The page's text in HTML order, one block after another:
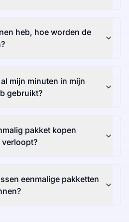
heb, hoe worden de
mijn minuten in mijn
gebruikt?
pakket kopen
eenmalige pakketten